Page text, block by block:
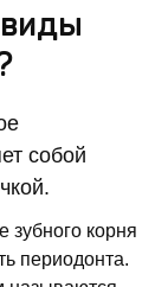
виды
собой
зубного корня
периодонта.